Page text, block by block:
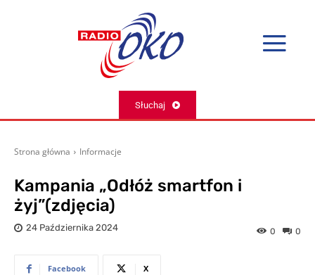
Słuchaj
Strona główna Informacje
Kampania „Odłóż smartfon i
żyj”(zdjęcia)
24 Października 2024 0
0
Facebook X